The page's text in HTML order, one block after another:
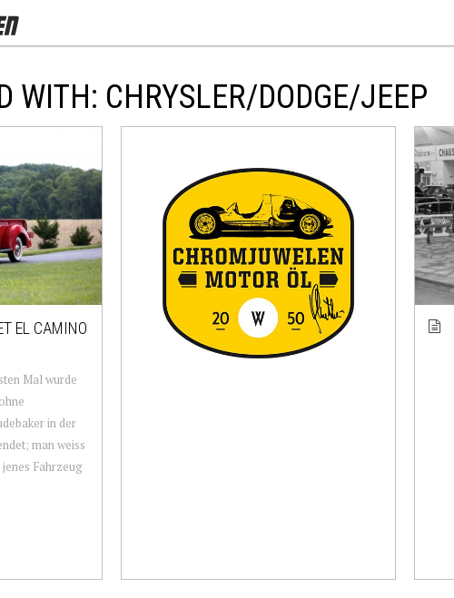
WITH: CHRYSLER/DODGE/JEEP
EL CAMINO
Mal wurde
in der
man weiss
Fahrzeug